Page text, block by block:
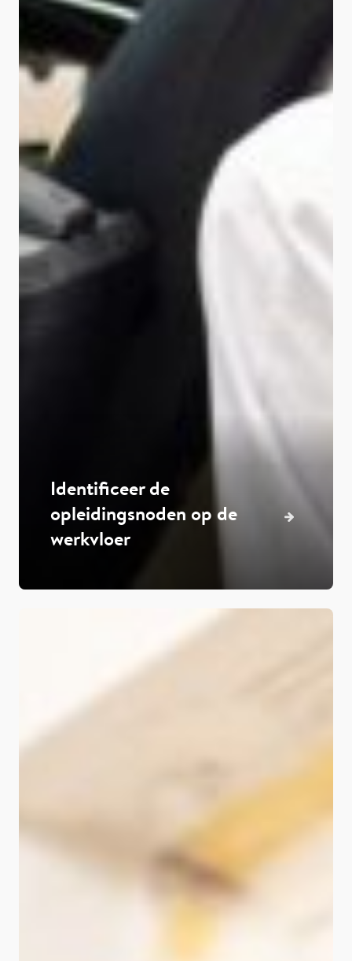
Identificeer de
opleidingsnoden op de
werkvloer